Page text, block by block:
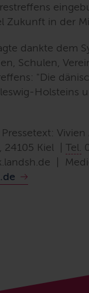
Zukunft in der
dankte dem
Schulen,
"Die
Holsteins
Vivien
24105 Kiel | Tel.
|